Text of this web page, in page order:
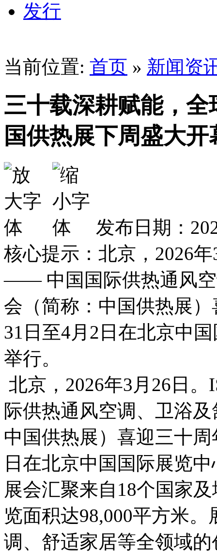
发行
当前位置: 首页 » 新闻资
三十载深耕赋能，全
国供热展下周盛大开
发布日期：
核心提示：北京，2026
—— 中国国际供热通风空
会（简称：中国供热展
31日至4月2日在北京中
举行。
北京，2026年3月26日
际供热通风空调、卫浴
中国供热展）喜迎三十
日在北京中国国际展览
展会汇聚来自18个国家
览面积达98,000平方米
调、舒适家居等全领域